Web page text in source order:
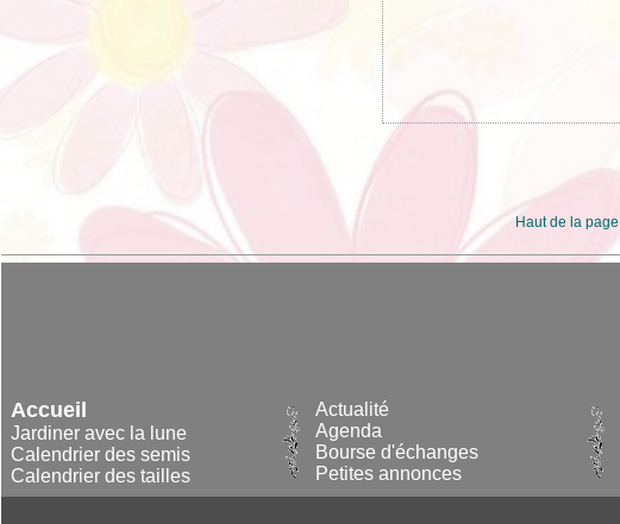
Haut de la page
Accueil
Jardiner avec la lune
Calendrier des semis
Calendrier des tailles
Actualité
Agenda
Bourse d'échanges
Petites annonces